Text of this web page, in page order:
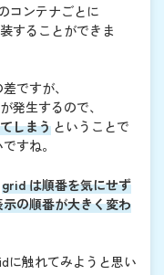
コンテナごとに
することができま
ですが、
発生するので、
しまう ということで
すね。
grid は順番を気にせず
示の順番が大きく変わ
に触れてみようと思い